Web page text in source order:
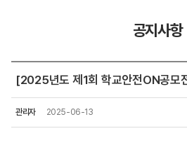
공지사항
[2025년도 제1회 학교안전ON공모
관리자 2025-06-13